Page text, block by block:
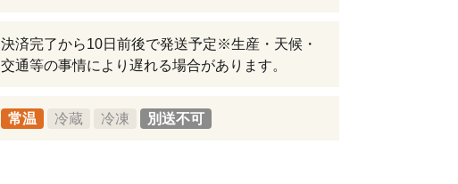
決済完了から10日前後で発送予定※生産・天候・
交通等の事情により遅れる場合があります。
常温 冷蔵 冷凍 別送不可